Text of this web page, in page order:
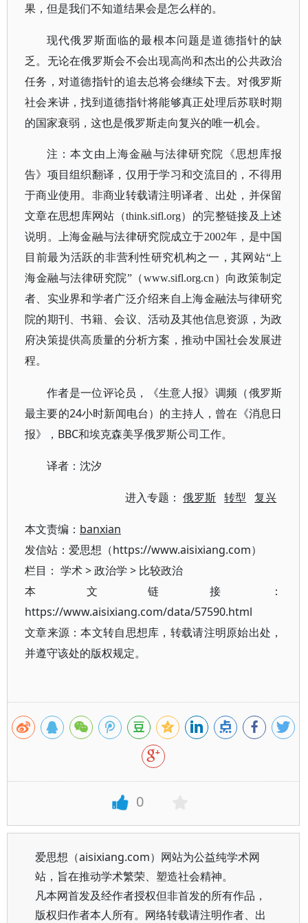
果，但是我们不知道结果会是怎么样的。
现代俄罗斯面临的最根本问题是道德指针的缺
乏。无论在俄罗斯会不会出现高尚和杰出的公共政治
任务，对道德指针的追去总将会继续下去。对俄罗斯
社会来讲，找到道德指针将能够真正处理后苏联时期
的国家衰弱，这也是俄罗斯走向复兴的唯一机会。
注：本文由上海金融与法律研究院《思想库报
告》项目组织翻译，仅用于学习和交流目的，不得用
于商业使用。非商业转载请注明译者、出处，并保留
文章在思想库网站（think.sifl.org）的完整链接及上述
说明。上海金融与法律研究院成立于2002年，是中国
目前最为活跃的非营利性研究机构之一，其网站“上
海金融与法律研究院”（www.sifl.org.cn）向政策制定
者、实业界和学者广泛介绍来自上海金融法与律研究
院的期刊、书籍、会议、活动及其他信息资源，为政
府决策提供高质量的分析方案，推动中国社会发展进
程。
作者是一位评论员，《生意人报》调频（俄罗斯
最主要的24小时新闻电台）的主持人，曾在《消息日
报》，BBC和埃克森美孚俄罗斯公司工作。
译者：沈汐
进入专题：俄罗斯 转型 复兴
本文责编： banxian
发信站：爱思想（https://www.aisixiang.com）
栏目： 学术>政治学 > 比较政治
本文链接：
https://www.aisixiang.com/data/57590.html
文章来源：本文转自思想库，转载请注明原始出处，
并遵守该处的版权规定。
0
爱思想（aisixiang.com）网站为公益纯学术网
站，旨在推动学术繁荣、塑造社会精神。
凡本网首发及经作者授权但非首发的所有作品，
版权归作者本人所有。网络转载请注明作者、出